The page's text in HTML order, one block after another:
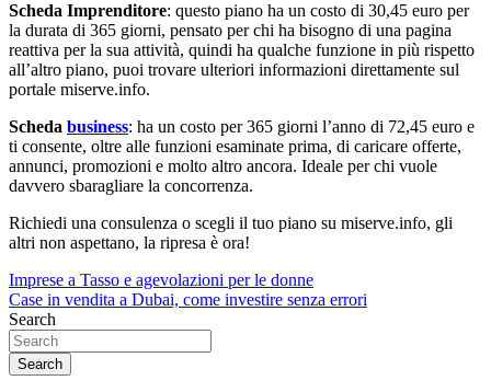
Scheda Imprenditore: questo piano ha un costo di 30,45 euro per
la durata di 365 giorni, pensato per chi ha bisogno di una pagina
reattiva per la sua attività, quindi ha qualche funzione in più rispetto
all’altro piano, puoi trovare ulteriori informazioni direttamente sul
portale miserve.info.
Scheda business: ha un costo per 365 giorni l’anno di 72,45 euro e
ti consente, oltre alle funzioni esaminate prima, di caricare offerte,
annunci, promozioni e molto altro ancora. Ideale per chi vuole
davvero sbaragliare la concorrenza.
Richiedi una consulenza o scegli il tuo piano su miserve.info, gli
altri non aspettano, la ripresa è ora!
Navigazione
articoli
Imprese a Tasso e agevolazioni per le donne
Case in vendita a Dubai, come investire senza errori
Search
Search